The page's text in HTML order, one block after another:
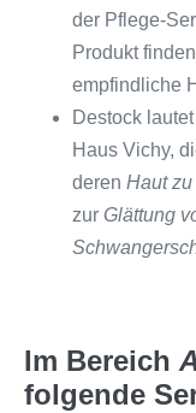
der Pflege-
Produkt
empfindliche
Destock
Haus Vichy,
deren Haut
zur Glättung
Im Bereich
folgende